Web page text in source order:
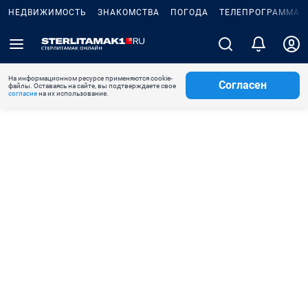
НЕДВИЖИМОСТЬ ЗНАКОМСТВА ПОГОДА ТЕЛЕПРОГРАММА
На информационном ресурсе применяются cookie-
файлы. Оставаясь на сайте, вы подтверждаете свое
согласиена их использование.
Согласен